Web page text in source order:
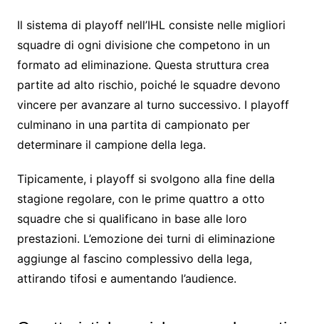
Il sistema di playoff nell’IHL consiste nelle migliori
squadre di ogni divisione che competono in un
formato ad eliminazione. Questa struttura crea
partite ad alto rischio, poiché le squadre devono
vincere per avanzare al turno successivo. I playoff
culminano in una partita di campionato per
determinare il campione della lega.
Tipicamente, i playoff si svolgono alla fine della
stagione regolare, con le prime quattro a otto
squadre che si qualificano in base alle loro
prestazioni. L’emozione dei turni di eliminazione
aggiunge al fascino complessivo della lega,
attirando tifosi e aumentando l’audience.